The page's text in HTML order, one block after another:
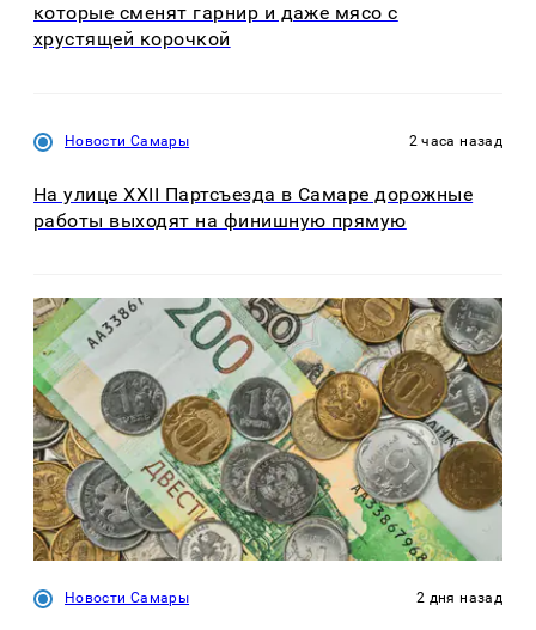
которые сменят гарнир и даже мясо с
хрустящей корочкой
Новости Самары 2 часа назад
На улице XXII Партсъезда в Самаре дорожные
работы выходят на финишную прямую
Новости Самары 2 дня назад